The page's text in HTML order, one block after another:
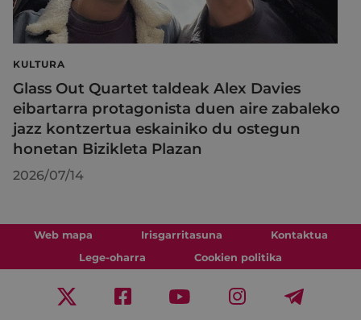
KULTURA
Glass Out Quartet taldeak Alex Davies
eibartarra protagonista duen aire zabaleko
jazz kontzertua eskainiko du ostegun
honetan Bizikleta Plazan
2026/07/14
Web mapa Irisgarritasuna
Kontaktua
Lege-oharra
Cookien politika